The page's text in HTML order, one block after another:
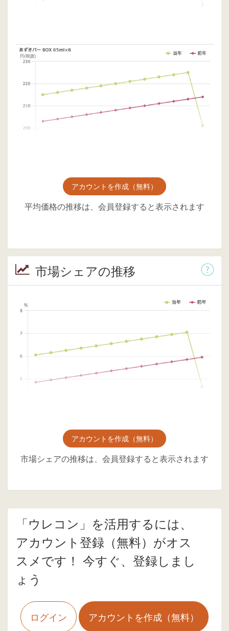
アカウントを作成（無料）
平均価格の推移は、会員登録すると表示されます
市場シェアの推移
アカウントを作成（無料）
市場シェアの推移は、会員登録すると表示されます
「ウレコン」を活用するには、
アカウント登録（無料）がオス
スメです！ 今すぐ、登録しまし
ょう
ログイン アカウントを作成（無料）